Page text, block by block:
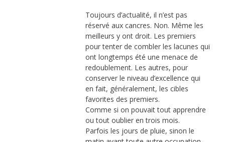
Toujours d’actualité, il n’est pas
réservé aux cancres. Non. Même les
meilleurs y ont droit. Les premiers
pour tenter de combler les lacunes qui
ont longtemps été une menace de
redoublement. Les autres, pour
conserver le niveau d’excellence qui
en fait, généralement, les cibles
favorites des premiers.
Comme si on pouvait tout apprendre
ou tout oublier en trois mois.
Parfois les jours de pluie, sinon le